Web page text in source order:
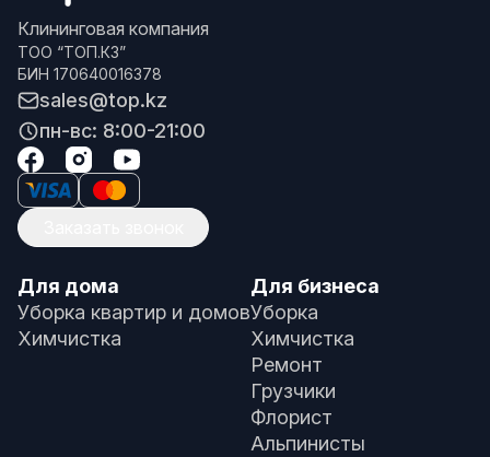
Клининговая компания
ТОО “ТОП.КЗ”
БИН 170640016378
sales@top.kz
пн-вс: 8:00-21:00
Для дома
Уборка квартир и домов
Химчистка
Для бизнеса
Уборка
Химчистка
Ремонт
Грузчики
Флорист
Альпинисты